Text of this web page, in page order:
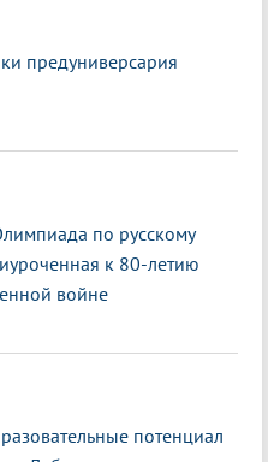
предуниверсария
по русскому
к 80-летию
войне
потенциал